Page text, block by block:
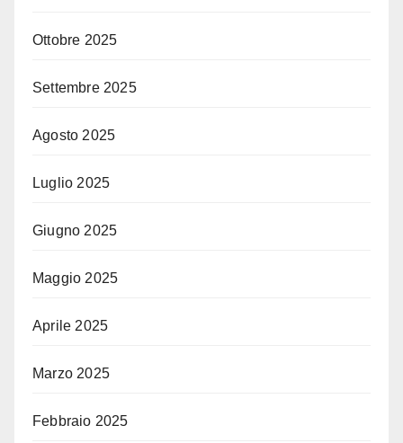
Ottobre 2025
Settembre 2025
Agosto 2025
Luglio 2025
Giugno 2025
Maggio 2025
Aprile 2025
Marzo 2025
Febbraio 2025